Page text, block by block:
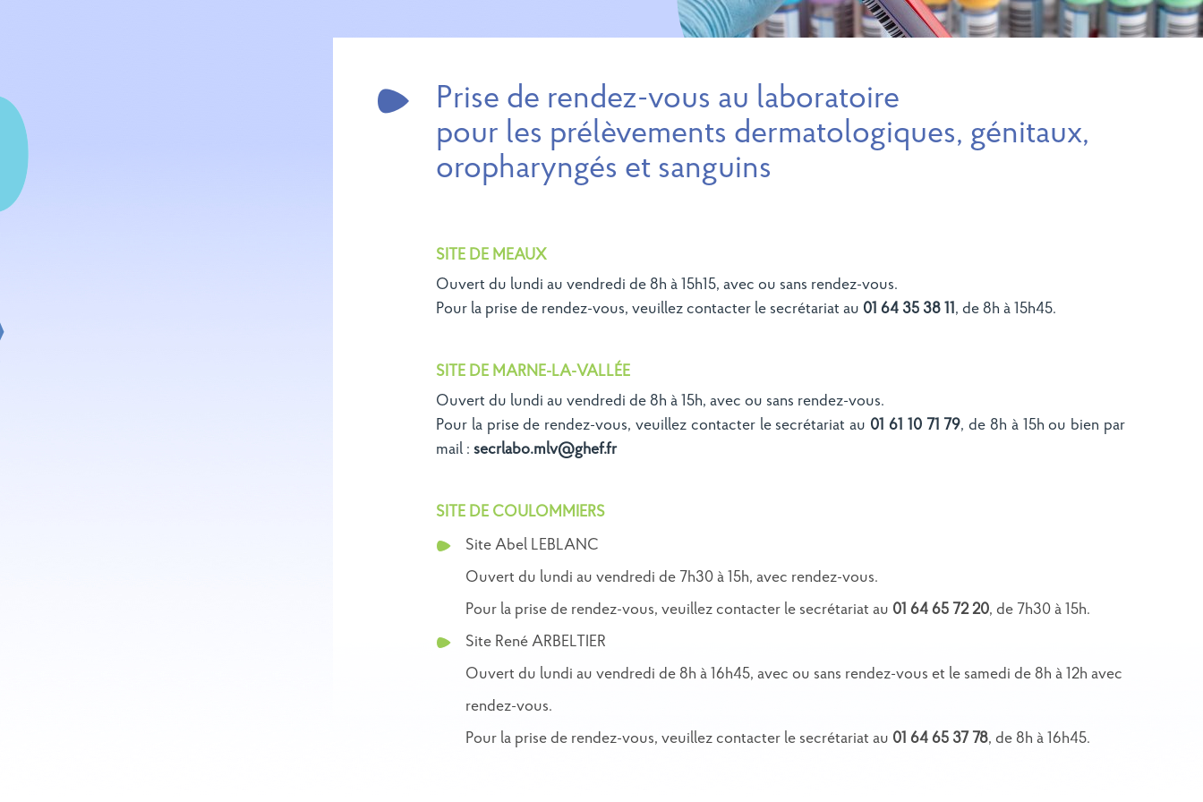
Prise de rendez-vous au laboratoire
pour les prélèvements dermatologiques, génitaux,
oropharyngés et sanguins
SITE DE MEAUX
Ouvert du lundi au vendredi de 8h à 15h15, avec ou sans rendez-vous.
Pour la prise de rendez-vous, veuillez contacter le secrétariat au 01 64 35 38 11, de 8h à 15h45.
SITE DE MARNE-LA-VALLÉE
Ouvert du lundi au vendredi de 8h à 15h, avec ou sans rendez-vous.
Pour la prise de rendez-vous, veuillez contacter le secrétariat au 01 61 10 71 79, de 8h à 15h ou bien par
mail : secrlabo.mlv@ghef.fr
SITE DE COULOMMIERS
Site Abel LEBLANC
Ouvert du lundi au vendredi de 7h30 à 15h, avec rendez-vous.
Pour la prise de rendez-vous, veuillez contacter le secrétariat au 01 64 65 72 20, de 7h30 à 15h.
Site René ARBELTIER
Ouvert du lundi au vendredi de 8h à 16h45, avec ou sans rendez-vous et le samedi de 8h à 12h avec
rendez-vous.
Pour la prise de rendez-vous, veuillez contacter le secrétariat au 01 64 65 37 78, de 8h à 16h45.